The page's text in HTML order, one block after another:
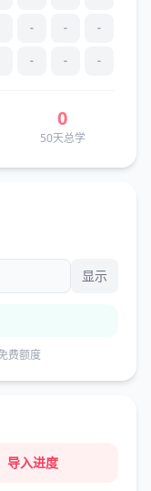
- - -
- - -
0
50天总学
显示
费额度
导入进度